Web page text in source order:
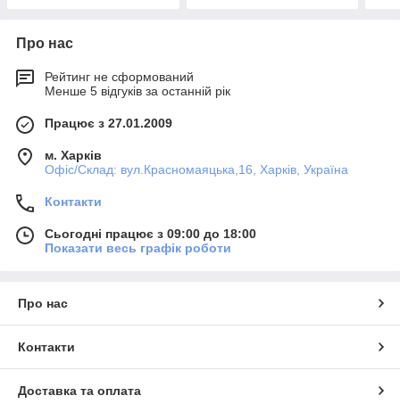
Про нас
Рейтинг не сформований
Менше 5 відгуків за останній рік
Працює з 27.01.2009
м. Харків
Офіс/Склад: вул.Красномаяцька,16, Харків, Україна
Контакти
Сьогодні працює з 09:00 до 18:00
Показати весь графік роботи
Про нас
Контакти
Доставка та оплата